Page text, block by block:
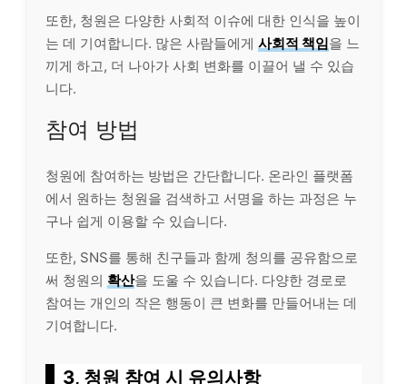
또한, 청원은 다양한 사회적 이슈에 대한 인식을 높이
는 데 기여합니다. 많은 사람들에게 사회적 책임을 느
끼게 하고, 더 나아가 사회 변화를 이끌어 낼 수 있습
니다.
참여 방법
청원에 참여하는 방법은 간단합니다. 온라인 플랫폼
에서 원하는 청원을 검색하고 서명을 하는 과정은 누
구나 쉽게 이용할 수 있습니다.
또한, SNS를 통해 친구들과 함께 청의를 공유함으로
써 청원의 확산을 도울 수 있습니다. 다양한 경로로
참여는 개인의 작은 행동이 큰 변화를 만들어내는 데
기여합니다.
3, 청원 참여 시 유의사항